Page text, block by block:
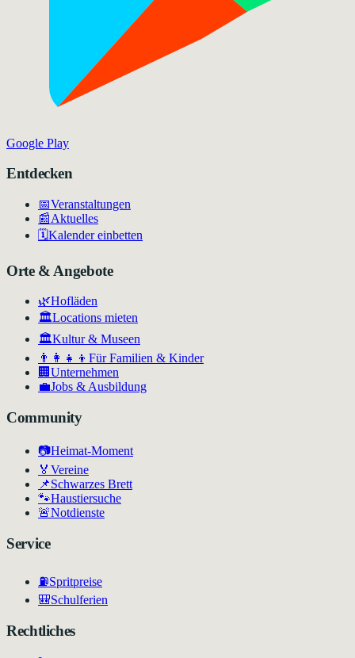
Google Play
Entdecken
📅Veranstaltungen
📰Aktuelles
🗓️Kalender einbetten
Orte & Angebote
🌿Hofläden
🏛️Locations mieten
🏛Kultur & Museen
👨‍👩‍👧‍👦 Für Familien & Kinder
🏢 Unternehmen
💼Jobs & Ausbildung
Community
📷Heimat-Moment
🏅 Vereine
📌Schwarzes Brett
🐾Haustiersuche
🚨Notdienste
Service
⛽Spritpreise
🎒Schulferien
Rechtliches